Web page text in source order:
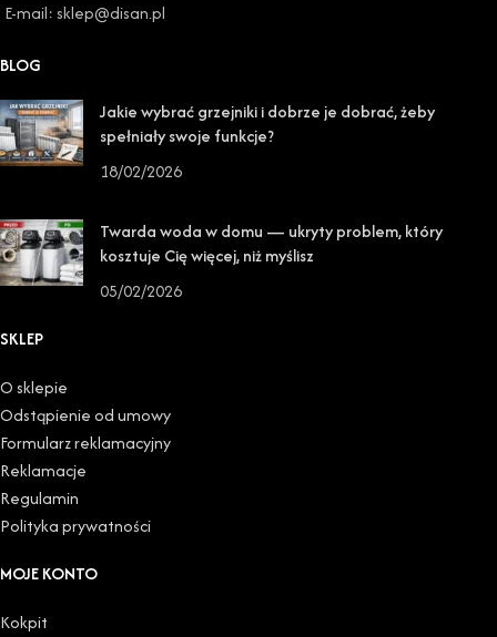
E-mail: sklep@disan.pl
BLOG
Jakie wybrać grzejniki i dobrze je dobrać, żeby
spełniały swoje funkcje?
18/02/2026
Twarda woda w domu — ukryty problem, który
kosztuje Cię więcej, niż myślisz
05/02/2026
SKLEP
O sklepie
Odstąpienie od umowy
Formularz reklamacyjny
Reklamacje
Regulamin
Polityka prywatności
MOJE KONTO
Kokpit